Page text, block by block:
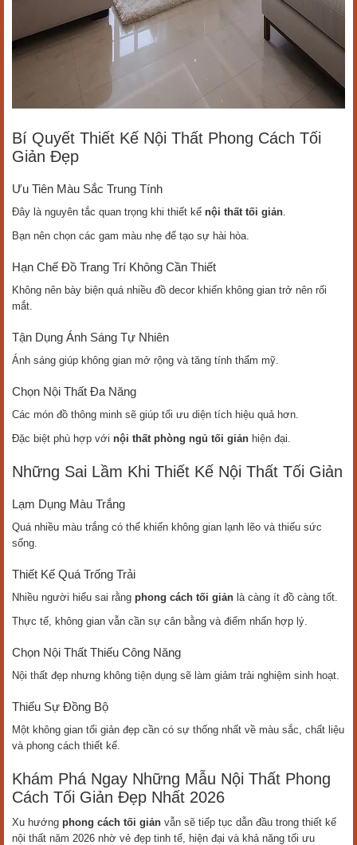
Bí Quyết Thiết Kế Nội Thất Phong Cách Tối
Giản Đẹp
Ưu Tiên Màu Sắc Trung Tính
Đây là nguyên tắc quan trọng khi thiết kế nội thất tối giản.
Bạn nên chọn các gam màu nhẹ để tạo sự hài hòa.
Hạn Chế Đồ Trang Trí Không Cần Thiết
Không nên bày biện quá nhiều đồ decor khiến không gian trở nên rối
mắt.
Tận Dụng Ánh Sáng Tự Nhiên
Ánh sáng giúp không gian mở rộng và tăng tính thẩm mỹ.
Chọn Nội Thất Đa Năng
Các món đồ thông minh sẽ giúp tối ưu diện tích hiệu quả hơn.
Đặc biệt phù hợp với nội thất phòng ngủ tối giản hiện đại.
Những Sai Lầm Khi Thiết Kế Nội Thất Tối Giản
Lạm Dụng Màu Trắng
Quá nhiều màu trắng có thể khiến không gian lạnh lẽo và thiếu sức
sống.
Thiết Kế Quá Trống Trải
Nhiều người hiểu sai rằng phong cách tối giản là càng ít đồ càng tốt.
Thực tế, không gian vẫn cần sự cân bằng và điểm nhấn hợp lý.
Chọn Nội Thất Thiếu Công Năng
Nội thất đẹp nhưng không tiện dụng sẽ làm giảm trải nghiệm sinh hoạt.
Thiếu Sự Đồng Bộ
Một không gian tối giản đẹp cần có sự thống nhất về màu sắc, chất liệu
và phong cách thiết kế.
Khám Phá Ngay Những Mẫu Nội Thất Phong
Cách Tối Giản Đẹp Nhất 2026
Xu hướng phong cách tối giản vẫn sẽ tiếp tục dẫn đầu trong thiết kế
nội thất năm 2026 nhờ vẻ đẹp tinh tế, hiện đại và khả năng tối ưu